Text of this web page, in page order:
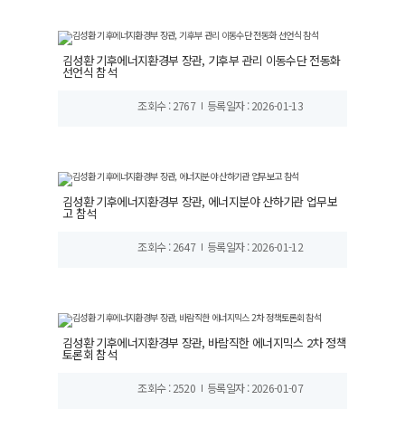
김성환 기후에너지환경부 장관, 기후부 관리 이동수단 전동화
선언식 참석
조회수 : 2767 등록일자 : 2026-01-13
김성환 기후에너지환경부 장관, 에너지분야 산하기관 업무보
고 참석
조회수 : 2647 등록일자 : 2026-01-12
김성환 기후에너지환경부 장관, 바람직한 에너지믹스 2차 정책
토론회 참석
조회수 : 2520 등록일자 : 2026-01-07